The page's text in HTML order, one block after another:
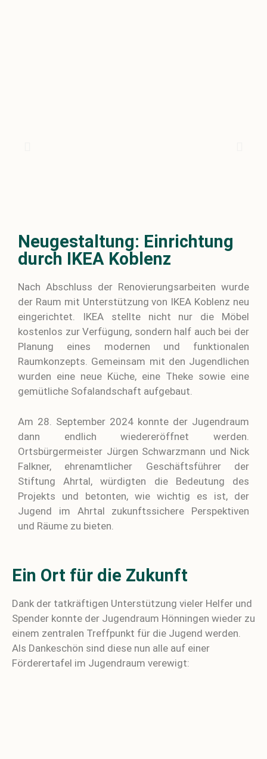
Neugestaltung: Einrichtung
durch IKEA Koblenz
Nach Abschluss der Renovierungsarbeiten wurde
der Raum mit Unterstützung von IKEA Koblenz neu
eingerichtet. IKEA stellte nicht nur die Möbel
kostenlos zur Verfügung, sondern half auch bei der
Planung eines modernen und funktionalen
Raumkonzepts. Gemeinsam mit den Jugendlichen
wurden eine neue Küche, eine Theke sowie eine
gemütliche Sofalandschaft aufgebaut.
Am 28. September 2024 konnte der Jugendraum
dann endlich wiedereröffnet werden.
Ortsbürgermeister Jürgen Schwarzmann und Nick
Falkner, ehrenamtlicher Geschäftsführer der
Stiftung Ahrtal, würdigten die Bedeutung des
Projekts und betonten, wie wichtig es ist, der
Jugend im Ahrtal zukunftssichere Perspektiven
und Räume zu bieten.
Ein Ort für die Zukunft
Dank der tatkräftigen Unterstützung vieler Helfer und
Spender konnte der Jugendraum Hönningen wieder zu
einem zentralen Treffpunkt für die Jugend werden.
Als Dankeschön sind diese nun alle auf einer
Förderertafel im Jugendraum verewigt: